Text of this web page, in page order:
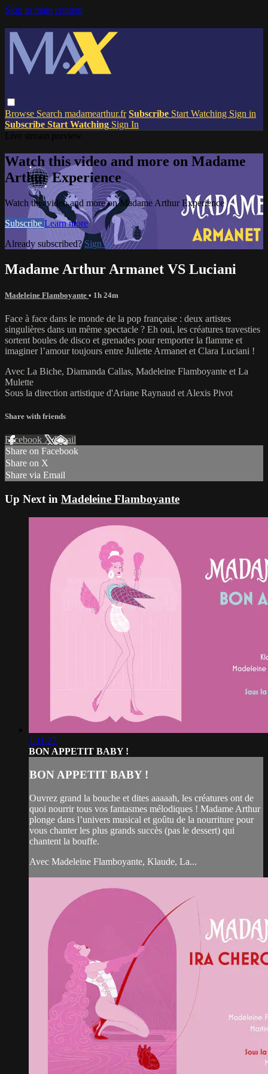
Skip to main content
Browse Search madamearthur.fr Subscribe Start Watching Sign in
Subscribe Start Watching Sign In
Watch this video and more on Madame
Arthur Experience
Watch this video and more on Madame Arthur Experience
Subscribe Learn more
Already subscribed?Sign in
Madame Arthur Armanet VS Luciani
Madeleine Flamboyante • 1h 24m
Face à face dans le monde de la pop française : deux artistes
singulières dans un même spectacle ? Eh oui, les créatures travesties
sortent boules de disco et grenades pour remporter la flamme et
imaginer l’amour toujours entre Juliette Armanet et Clara Luciani !
Avec La Biche, Diamanda Callas, Madeleine Flamboyante et La
Mulette
Sous la direction artistique d'Ariane Raynaud et Alexis Pivot
Share with friends
Facebook XEmail
Share on Facebook
Share on X
Share via Email
Up Next in Madeleine Flamboyante
1:11:27
BON APPETIT BABY !
BON APPETIT BABY !
Ouvrez grand la bouche et dites aaaaah, les créatures ont de
quoi nourrir tous vos fantasmes mélodiques ! Madame Arthur
plonge dans l’univers musical et goûtu de la nourriture pour
vous chanter les plus grands succès (pas le dessert) qui
chantent la bouffe.
Avec Madeleine Flamboyante, Klaude, La...